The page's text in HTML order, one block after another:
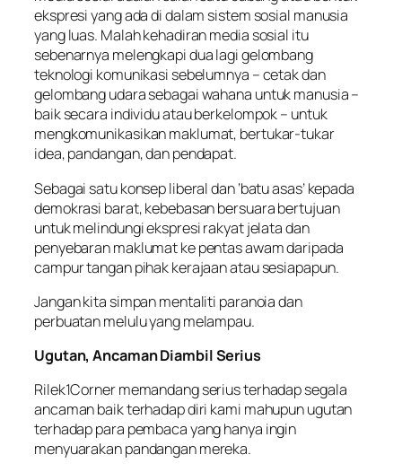
ekspresi yang ada di dalam sistem sosial manusia
yang luas. Malah kehadiran media sosial itu
sebenarnya melengkapi dua lagi gelombang
teknologi komunikasi sebelumnya – cetak dan
gelombang udara sebagai wahana untuk manusia –
baik secara individu atau berkelompok – untuk
mengkomunikasikan maklumat, bertukar-tukar
idea, pandangan, dan pendapat.
Sebagai satu konsep liberal dan ‘batu asas’ kepada
demokrasi barat, kebebasan bersuara bertujuan
untuk melindungi ekspresi rakyat jelata dan
penyebaran maklumat ke pentas awam daripada
campur tangan pihak kerajaan atau sesiapapun.
Jangan kita simpan mentaliti paranoia dan
perbuatan melulu yang melampau.
Ugutan, Ancaman Diambil Serius
Rilek1Corner memandang serius terhadap segala
ancaman baik terhadap diri kami mahupun ugutan
terhadap para pembaca yang hanya ingin
menyuarakan pandangan mereka.